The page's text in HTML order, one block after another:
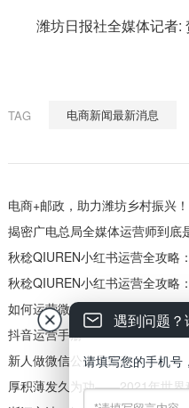
潍坊日报社全媒体记者:
TAG 电商新闻最新消息
电商+邮政，助力潍坊乡村振兴！
揭密广电总局全媒体运营师到底
秋稔QIUREN小红书运营全攻略
秋稔QIUREN小红书运营全攻略
如何运营微信视频号？
抖音运营手册
新人做微信公众号指南
厚积薄发久为功——2021年世界
遇到问题
请填写您的手机号